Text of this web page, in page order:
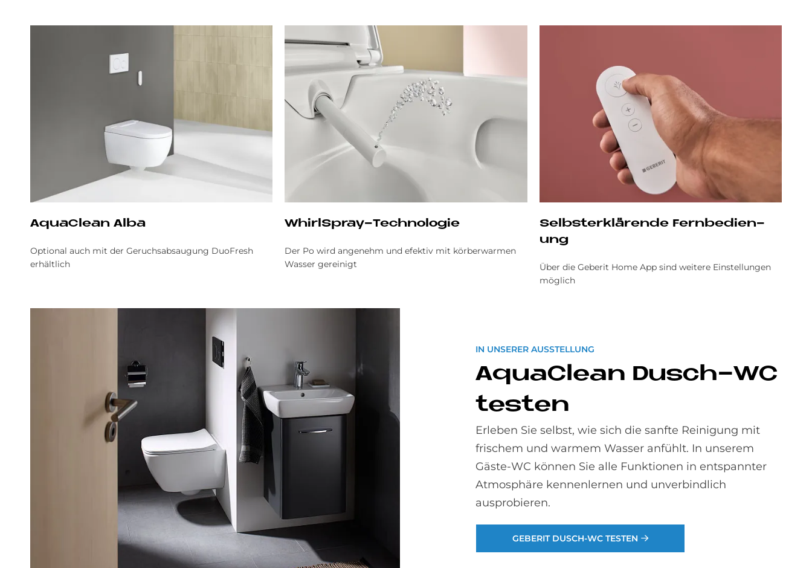
AquaClean Alba
Optional auch mit der Geruchsabsaugung DuoFresh
erhältlich
WhirlSpray-Tech­no­lo­gie
Der Po wird angenehm und efektiv mit körberwarmen
Wasser gereinigt
Selbst­er­klä­ren­de Fern­be­die­n­
ung
Über die Geberit Home App sind weitere Einstellungen
möglich
IN UNSERER AUSSTELLUNG
AquaClean Dusch-WC
te­sten
Erleben Sie selbst, wie sich die sanfte Reinigung mit
frischem und warmem Wasser anfühlt. In unserem
Gäste-WC können Sie alle Funktionen in entspannter
Atmosphäre kennenlernen und unverbindlich
ausprobieren.
GEBERIT DUSCH-WC TESTEN